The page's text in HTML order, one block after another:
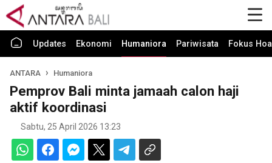
Updates Ekonomi Humaniora Pariwisata Fokus
ANTARA Humaniora
Pemprov Bali minta jamaah calon haji
aktif koordinasi
Sabtu, 25 April 2026 13:23